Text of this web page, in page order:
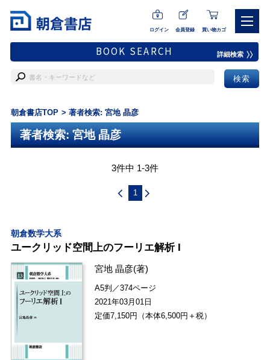
ログイン 会員登録 買い物カゴ
BOOK SEARCH 詳細検索
朝倉書店TOP 著者検索: 宮地 晶彦
著者検索: 宮地 晶彦
3件中 1-3件
1
朝倉数学大系
ユークリッド空間上のフーリエ解析 I
宮地 晶彦(著)
A5判／374ページ
2021年03月01日
定価7,150円（本体6,500円＋税）